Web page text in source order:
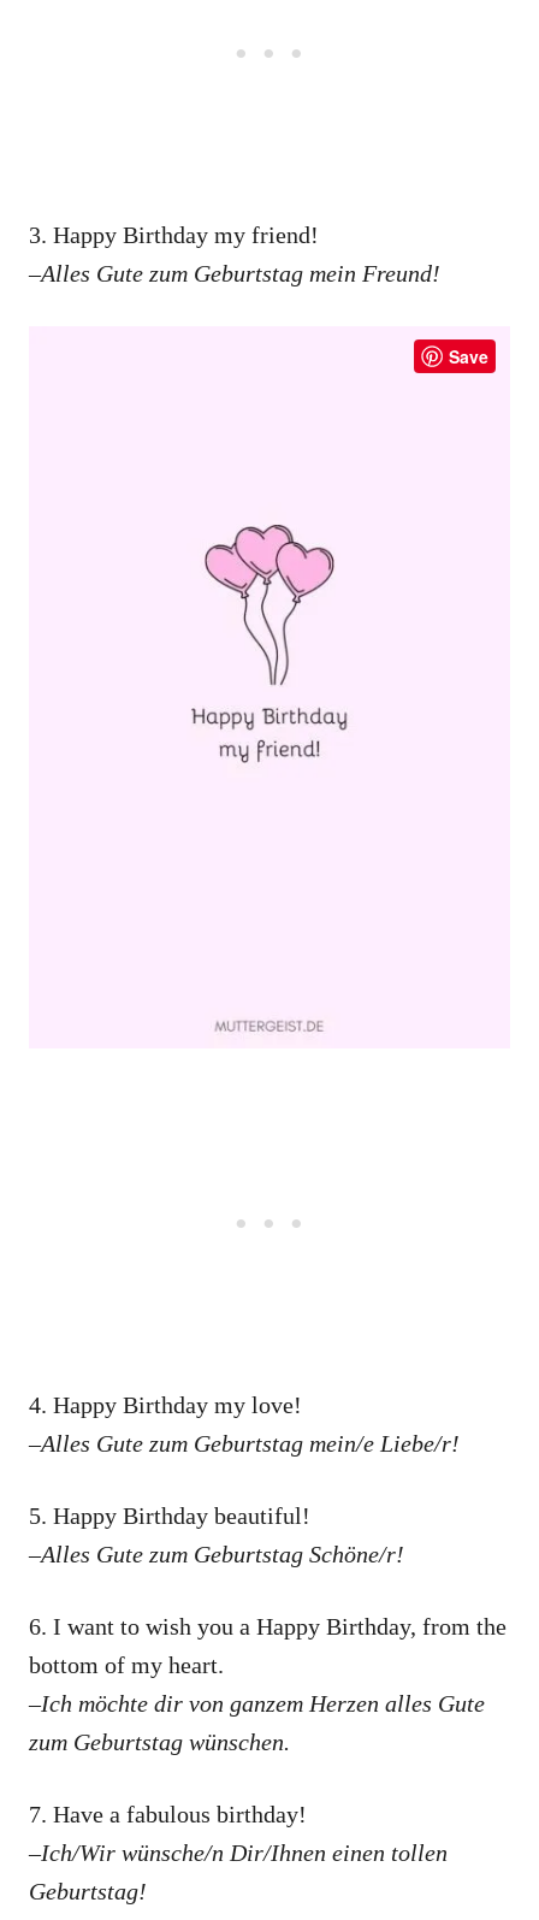
3. Happy Birthday my friend!
–Alles Gute zum Geburtstag mein Freund!
Save
4. Happy Birthday my love!
–Alles Gute zum Geburtstag mein/e Liebe/r!
5. Happy Birthday beautiful!
–Alles Gute zum Geburtstag Schöne/r!
6. I want to wish you a Happy Birthday, from the
bottom of my heart.
–Ich möchte dir von ganzem Herzen alles Gute
zum Geburtstag wünschen.
7. Have a fabulous birthday!
–Ich/Wir wünsche/n Dir/Ihnen einen tollen
Geburtstag!